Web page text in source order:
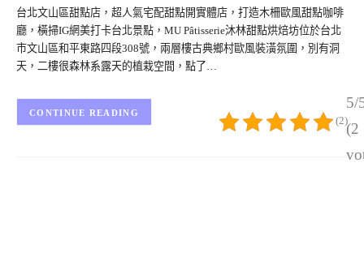
台北文山區甜點店，超人氣宅配甜點開實體店，打造木柵歐風甜點咖啡
廳，橫掃IG網美打卡台北景點，MU Pâtisserie沐林甜點烘焙坊位於台北
市文山區和平東路四段308號，兩層樓古典鄉村歐風裝潢氛圍，別有洞
天，二樓很森林系露天的植栽空間，點了…
5/
(2
(2)
CONTINUE READING